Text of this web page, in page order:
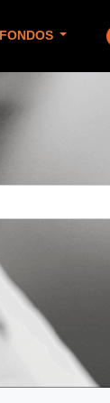
FONDOS